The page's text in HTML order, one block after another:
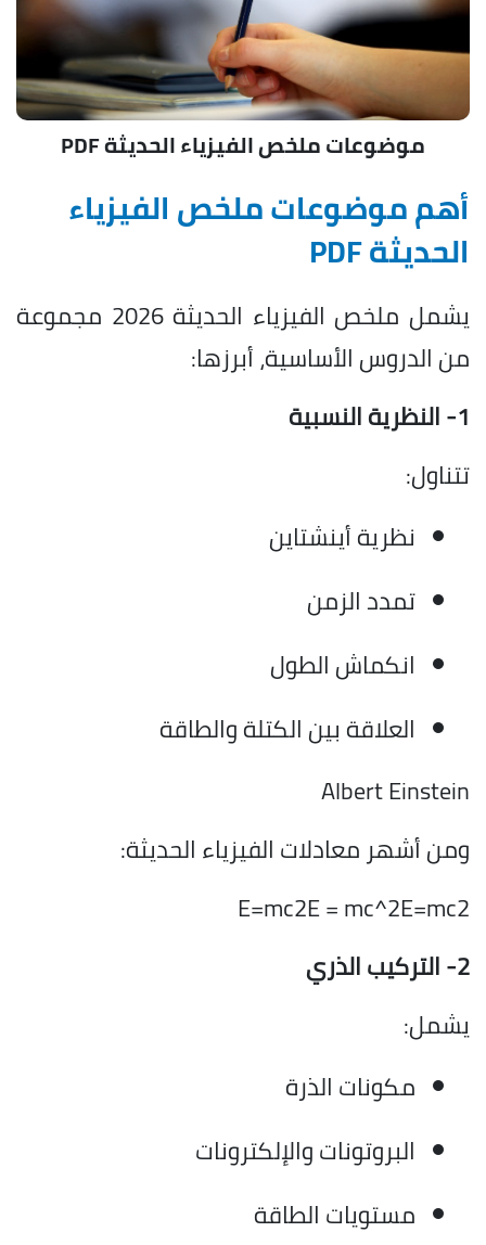
موضوعات ملخص الفيزياء الحديثة PDF
أهم موضوعات ملخص الفيزياء
الحديثة PDF
يشمل ملخص الفيزياء الحديثة 2026 مجموعة
من الدروس الأساسية، أبرزها:
1- النظرية النسبية
تتناول:
نظرية أينشتاين
تمدد الزمن
انكماش الطول
العلاقة بين الكتلة والطاقة
Albert Einstein
ومن أشهر معادلات الفيزياء الحديثة:
E=mc2E = mc^2E=mc2
2- التركيب الذري
يشمل:
مكونات الذرة
البروتونات والإلكترونات
مستويات الطاقة